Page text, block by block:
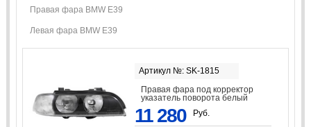
Правая фара BMW E39
Левая фара BMW E39
Артикул №: SK-1815
Правая фара под корректор
указатель поворота белый
11 280 Руб.